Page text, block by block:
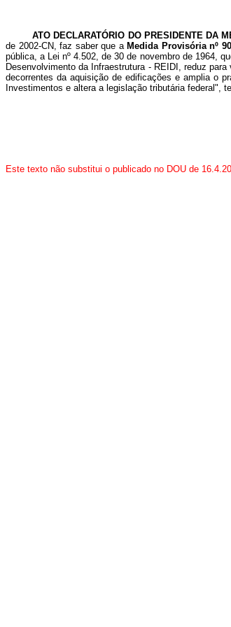
ATO DECLARATÓRIO DO PRESIDENTE DA
de 2002-CN, faz saber que a Medida Provisória nº
pública, a Lei nº 4.502, de 30 de novembro de 1964,
Desenvolvimento da Infraestrutura - REIDI, reduz
decorrentes da aquisição de edificações e amplia o
Investimentos e altera a legislação tributária federal",
Este texto não substitui o publicado no DOU de